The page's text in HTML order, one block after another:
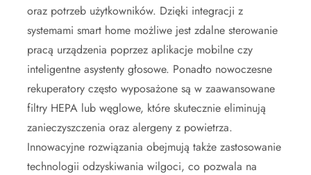
oraz potrzeb użytkowników. Dzięki integracji z
systemami smart home możliwe jest zdalne sterowanie
pracą urządzenia poprzez aplikacje mobilne czy
inteligentne asystenty głosowe. Ponadto nowoczesne
rekuperatory często wyposażone są w zaawansowane
filtry HEPA lub węglowe, które skutecznie eliminują
zanieczyszczenia oraz alergeny z powietrza.
Innowacyjne rozwiązania obejmują także zastosowanie
technologii odzyskiwania wilgoci, co pozwala na